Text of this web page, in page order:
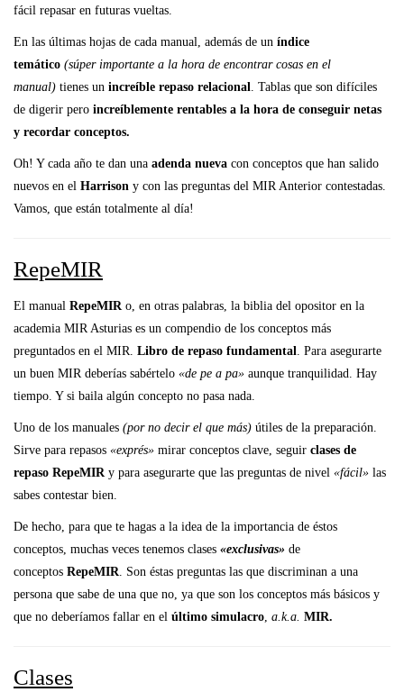
fácil repasar en futuras vueltas.
En las últimas hojas de cada manual, además de un índice
temático (súper importante a la hora de encontrar cosas en el
manual) tienes un increíble repaso relacional. Tablas que son difíciles
de digerir pero increíblemente rentables a la hora de conseguir netas
y recordar conceptos.
Oh! Y cada año te dan una adenda nueva con conceptos que han salido
nuevos en el Harrison y con las preguntas del MIR Anterior contestadas.
Vamos, que están totalmente al día!
RepeMIR
El manual RepeMIRo, en otras palabras, la biblia del opositor en la
academia MIR Asturias es un compendio de los conceptos más
preguntados en el MIR. Libro de repaso fundamental. Para asegurarte
un buen MIR deberías sabértelo «de pe a pa» aunque tranquilidad. Hay
tiempo. Y si baila algún concepto no pasa nada.
Uno de los manuales (por no decir el que más) útiles de la preparación.
Sirve para repasos «exprés» mirar conceptos clave, seguir clases de
repaso RepeMIR y para asegurarte que las preguntas de nivel «fácil» las
sabes contestar bien.
De hecho, para que te hagas a la idea de la importancia de éstos
conceptos, muchas veces tenemos clases «exclusivas» de
conceptos RepeMIR. Son éstas preguntas las que discriminan a una
persona que sabe de una que no, ya que son los conceptos más básicos y
que no deberíamos fallar en el último simulacro, a.k.a. MIR.
Clases